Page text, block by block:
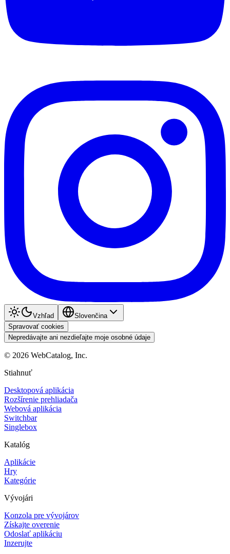
Vzhľad
Slovenčina
Spravovať cookies
Nepredávajte ani nezdieľajte moje osobné údaje
© 2026 WebCatalog, Inc.
Stiahnuť
Desktopová aplikácia
Rozšírenie prehliadača
Webová aplikácia
Switchbar
Singlebox
Katalóg
Aplikácie
Hry
Kategórie
Vývojári
Konzola pre vývojárov
Získajte overenie
Odoslať aplikáciu
Inzerujte